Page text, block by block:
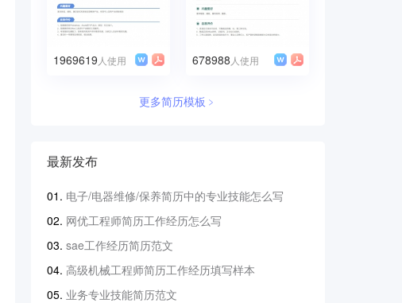
1969619 人使用 678988 人使用
更多简历模板﹥
最新发布
电子/电器维修/保养简历中的专业技能怎么写
网优工程师简历工作经历怎么写
sae工作经历简历范文
高级机械工程师简历工作经历填写样本
业务专业技能简历范文